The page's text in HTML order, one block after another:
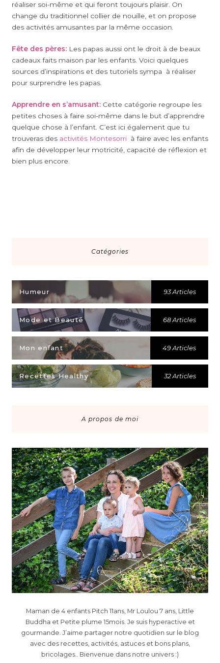
réaliser soi-même et qui feront toujours plaisir. On
change du traditionnel collier de nouille, et on propose
des activités amusantes par la même occasion.
Fête des pères: Les papas aussi ont le droit à de beaux
cadeaux faits maison par les enfants. Voici quelques
sources d’inspirations et des tutoriels sympa à réaliser
pour surprendre les papas.
Apprendre en s’amusant: Cette catégorie regroupe les
petites choses à faire soi-même dans le but d’apprendre
quelque chose à l’enfant. C’est ici également que tu
trouveras des activités Montesorri à faire avec les enfants
afin de développer leur motricité, capacité de réflexion et
bien plus encore.
Catégories
Humeur 93 Articles
Mode et Beauté 68 Articles
Mon enfant 49 Articles
Recettes Healthy 32 Articles
A propos de moi
Maman de 4 enfants Pitch 11ans, Mr Loulou 7 ans, Little
Buddha et Petite plume 15mois. Je suis hyperactive et
gourmande. J’aime partager notre quotidien sur le blog
avec des recettes, activités, astuces et bons plans,
bricolages.. Bienvenue dans notre univers :)